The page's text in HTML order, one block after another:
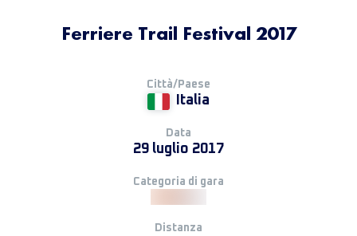
Ferriere Trail Festival 2017
Città/Paese
Italia
Data
29 luglio 2017
Categoria di gara
Distanza